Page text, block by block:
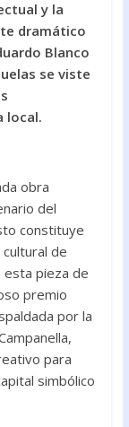
y la
dramático
Blanco
se viste
local.
obra
del
constituye
de
esta pieza de
premio
por la
para
simbólico